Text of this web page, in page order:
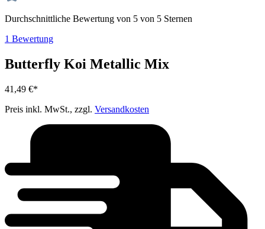
Durchschnittliche Bewertung von 5 von 5 Sternen
1 Bewertung
Butterfly Koi Metallic Mix
41,49 €*
Preis inkl. MwSt., zzgl. Versandkosten